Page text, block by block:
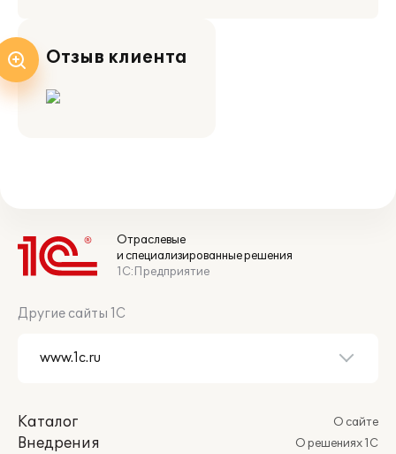
Отзыв клиента
Отраслевые
и специализированные решения
1С:Предприятие
Другие сайты 1С
Каталог
Внедрения
О сайте
О решениях 1С